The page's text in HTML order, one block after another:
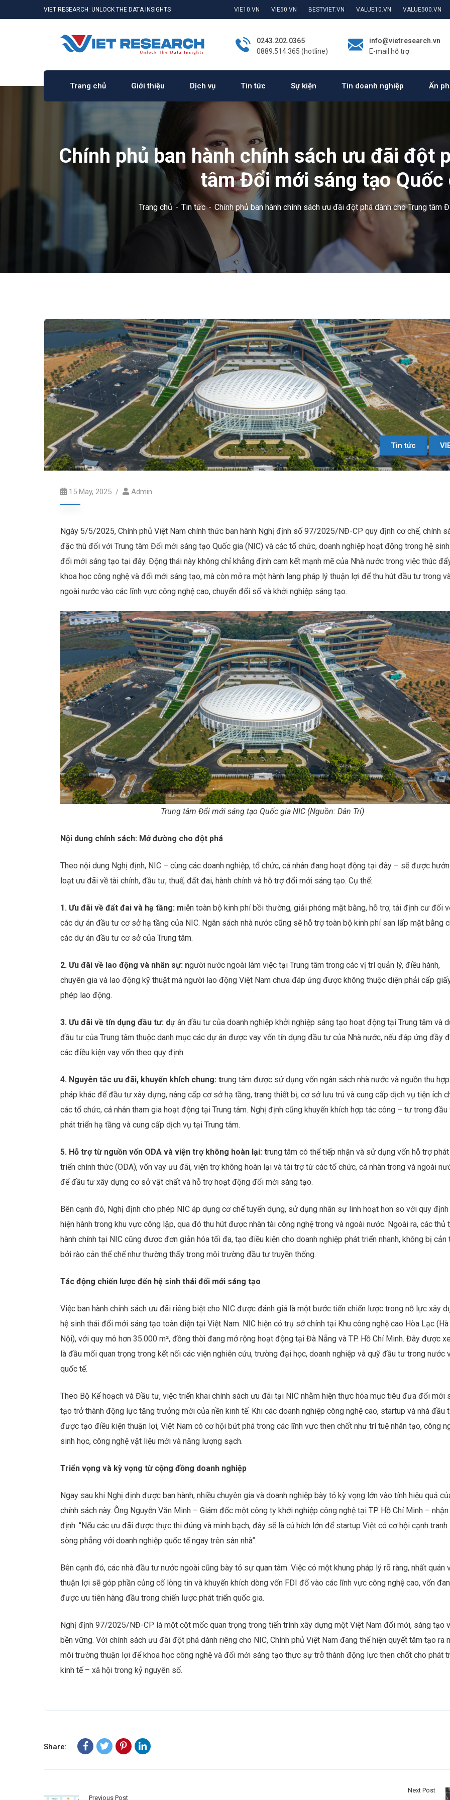
VIET RESEARCH: UNLOCK THE DATA INSIGHTS VIE10.VN VIE50.VN BESTVIET.VN VALUE10.VN VALUE500.VN
0243.202.0365
0889.514.365 (hotline)
info@vietresearch.vn
E-mail hỗ trợ
Trang chủ Giới thiệu Dịch vụ Tin tức Sự kiện Tin doanh nghiệp Ấn
Chính phủ ban hành chính sách ưu đãi đột
tâm Đổi mới sáng tạo Quốc
Trang chủ Tin tức Chính phủ ban hành chính sách ưu đãi đột phá dành cho Trung tâm
Tin tức
15 May, 2025 Admin
Ngày 5/5/2025, Chính phủ Việt Nam chính thức ban hành Nghị định số 97/2025/NĐ-CP quy định cơ chế, chính
đặc thù đối với Trung tâm Đổi mới sáng tạo Quốc gia (NIC) và các tổ chức, doanh nghiệp hoạt động trong hệ
đổi mới sáng tạo tại đây. Động thái này không chỉ khẳng định cam kết mạnh mẽ của Nhà nước trong việc thúc
khoa học công nghệ và đổi mới sáng tạo, mà còn mở ra một hành lang pháp lý thuận lợi để thu hút đầu tư trong
ngoài nước vào các lĩnh vực công nghệ cao, chuyển đổi số và khởi nghiệp sáng tạo.
Trung tâm Đổi mới sáng tạo Quốc gia NIC (Nguồn: Dân Trí)
Nội dung chính sách: Mở đường cho đột phá
Theo nội dung Nghị định, NIC – cùng các doanh nghiệp, tổ chức, cá nhân đang hoạt động tại đây – sẽ được
loạt ưu đãi về tài chính, đầu tư, thuế, đất đai, hành chính và hỗ trợ đổi mới sáng tạo. Cụ thể:
1. Ưu đãi về đất đai và hạ tầng: miễn toàn bộ kinh phí bồi thường, giải phóng mặt bằng, hỗ trợ, tái định cư đối
các dự án đầu tư cơ sở hạ tầng của NIC. Ngân sách nhà nước cũng sẽ hỗ trợ toàn bộ kinh phí san lấp mặt bằng
các dự án đầu tư cơ sở của Trung tâm.
2. Ưu đãi về lao động và nhân sự: người nước ngoài làm việc tại Trung tâm trong các vị trí quản lý, điều hành,
chuyên gia và lao động kỹ thuật mà người lao động Việt Nam chưa đáp ứng được không thuộc diện phải cấp
phép lao động.
3. Ưu đãi về tín dụng đầu tư: dự án đầu tư của doanh nghiệp khởi nghiệp sáng tạo hoạt động tại Trung tâm và
đầu tư của Trung tâm thuộc danh mục các dự án được vay vốn tín dụng đầu tư của Nhà nước, nếu đáp ứng đầy
các điều kiện vay vốn theo quy định.
4. Nguyên tắc ưu đãi, khuyến khích chung: trung tâm được sử dụng vốn ngân sách nhà nước và nguồn thu hợp
pháp khác để đầu tư xây dựng, nâng cấp cơ sở hạ tầng, trang thiết bị, cơ sở lưu trú và cung cấp dịch vụ tiện ích
các tổ chức, cá nhân tham gia hoạt động tại Trung tâm. Nghị định cũng khuyến khích hợp tác công – tư trong đầu
phát triển hạ tầng và cung cấp dịch vụ tại Trung tâm.
5. Hỗ trợ từ nguồn vốn ODA và viện trợ không hoàn lại: trung tâm có thể tiếp nhận và sử dụng vốn hỗ trợ phát
triển chính thức (ODA), vốn vay ưu đãi, viện trợ không hoàn lại và tài trợ từ các tổ chức, cá nhân trong và ngoài
để đầu tư xây dựng cơ sở vật chất và hỗ trợ hoạt động đổi mới sáng tạo.
Bên cạnh đó, Nghị định cho phép NIC áp dụng cơ chế tuyển dụng, sử dụng nhân sự linh hoạt hơn so với quy định
hiện hành trong khu vực công lập, qua đó thu hút được nhân tài công nghệ trong và ngoài nước. Ngoài ra, các thủ
hành chính tại NIC cũng được đơn giản hóa tối đa, tạo điều kiện cho doanh nghiệp phát triển nhanh, không bị cản
bởi rào cản thể chế như thường thấy trong môi trường đầu tư truyền thống.
Tác động chiến lược đến hệ sinh thái đổi mới sáng tạo
Việc ban hành chính sách ưu đãi riêng biệt cho NIC được đánh giá là một bước tiến chiến lược trong nỗ lực xây
hệ sinh thái đổi mới sáng tạo toàn diện tại Việt Nam. NIC hiện có trụ sở chính tại Khu công nghệ cao Hòa Lạc (Hà
Nội), với quy mô hơn 35.000 m², đồng thời đang mở rộng hoạt động tại Đà Nẵng và TP. Hồ Chí Minh. Đây được
là đầu mối quan trọng trong kết nối các viện nghiên cứu, trường đại học, doanh nghiệp và quỹ đầu tư trong nước
quốc tế.
Theo Bộ Kế hoạch và Đầu tư, việc triển khai chính sách ưu đãi tại NIC nhằm hiện thực hóa mục tiêu đưa đổi mới
tạo trở thành động lực tăng trưởng mới của nền kinh tế. Khi các doanh nghiệp công nghệ cao, startup và nhà đầu
được tạo điều kiện thuận lợi, Việt Nam có cơ hội bứt phá trong các lĩnh vực then chốt như trí tuệ nhân tạo, công
sinh học, công nghệ vật liệu mới và năng lượng sạch.
Triển vọng và kỳ vọng từ cộng đồng doanh nghiệp
Ngay sau khi Nghị định được ban hành, nhiều chuyên gia và doanh nghiệp bày tỏ kỳ vọng lớn vào tính hiệu quả
chính sách này. Ông Nguyễn Văn Minh – Giám đốc một công ty khởi nghiệp công nghệ tại TP. Hồ Chí Minh – nhận
định: “Nếu các ưu đãi được thực thi đúng và minh bạch, đây sẽ là cú hích lớn để startup Việt có cơ hội cạnh tranh
sòng phẳng với doanh nghiệp quốc tế ngay trên sân nhà”.
Bên cạnh đó, các nhà đầu tư nước ngoài cũng bày tỏ sự quan tâm. Việc có một khung pháp lý rõ ràng, nhất quán
thuận lợi sẽ góp phần củng cố lòng tin và khuyến khích dòng vốn FDI đổ vào các lĩnh vực công nghệ cao, vốn
được ưu tiên hàng đầu trong chiến lược phát triển quốc gia.
Nghị định 97/2025/NĐ-CP là một cột mốc quan trọng trong tiến trình xây dựng một Việt Nam đổi mới, sáng tạo
bền vững. Với chính sách ưu đãi đột phá dành riêng cho NIC, Chính phủ Việt Nam đang thể hiện quyết tâm tạo ra
môi trường thuận lợi để khoa học công nghệ và đổi mới sáng tạo thực sự trở thành động lực then chốt cho phát
kinh tế – xã hội trong kỷ nguyên số.
Share:
Previous Post
Next Post